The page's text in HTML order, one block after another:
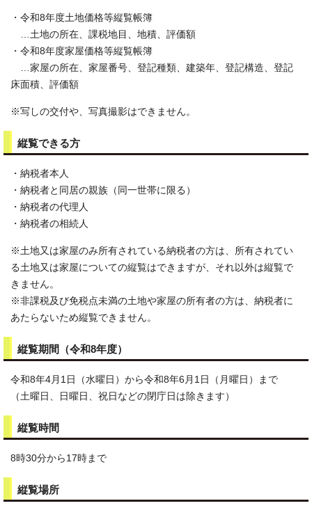
・令和8年度土地価格等縦覧帳簿
…土地の所在、課税地目、地積、評価額
・令和8年度家屋価格等縦覧帳簿
…家屋の所在、家屋番号、登記種類、建築年、登記構造、登記
床面積、評価額
※写しの交付や、写真撮影はできません。
縦覧できる方
・納税者本人
・納税者と同居の親族（同一世帯に限る）
・納税者の代理人
・納税者の相続人
※土地又は家屋のみ所有されている納税者の方は、所有されてい
る土地又は家屋についての縦覧はできますが、それ以外は縦覧で
きません。
※非課税及び免税点未満の土地や家屋の所有者の方は、納税者に
あたらないため縦覧できません。
縦覧期間（令和8年度）
令和8年4月1日（水曜日）から令和8年6月1日（月曜日）まで
（土曜日、日曜日、祝日などの閉庁日は除きます）
縦覧時間
8時30分から17時まで
縦覧場所